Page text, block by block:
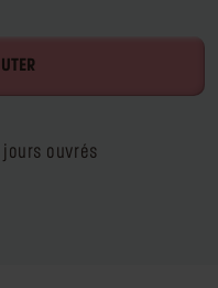
jours ouvrés